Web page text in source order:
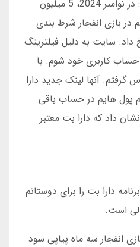
داستان واقعی من از دارا بت: در نوامبر 2024، 5 میلیون
در بازی انفجار شرط بندی
داد. سایت به دلیل فیلترینگ
کاربری خود شوم. با
گرفتم. آنها لینک جدید دارا
پول هایم در حساب باقی
داد که دارا بت معتبر
برنامه دارا بت را برای دوستانم
است.
در بازی انفجار سه ماه پیاپی سود